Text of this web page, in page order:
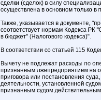
сделки (сделок) в силу
осуществлена в основном только в
Также, указывается в документе,
соответствует нормам Кодекса РК
в бюджет" (Налогового кодекса)".
В соответствии со статьей 115
Вычету не подлежат расходы по
признанным лжепредприятием на
приговора или постановления
деятельности, установленной
признанным судом